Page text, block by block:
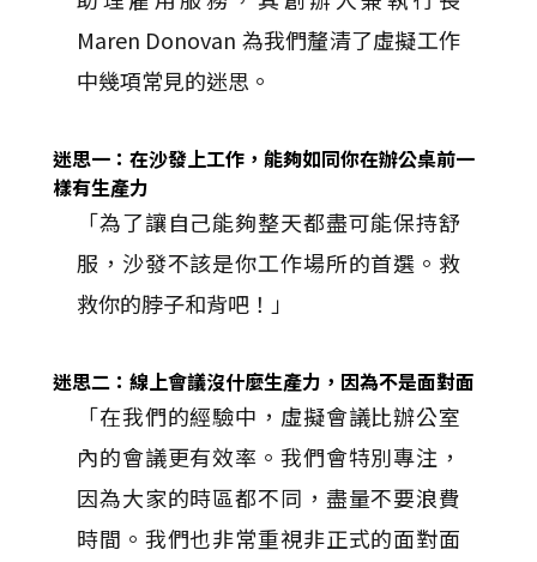
Maren Donovan 為我們釐清了虛擬工作
中幾項常見的迷思。
迷思一：在沙發上工作，能夠如同你在辦公桌前一
樣有生產力
「為了讓自己能夠整天都盡可能保持舒
服，沙發不該是你工作場所的首選。救
救你的脖子和背吧！」
迷思二：線上會議沒什麼生產力，因為不是面對面
「在我們的經驗中，虛擬會議比辦公室
內的會議更有效率。我們會特別專注，
因為大家的時區都不同，盡量不要浪費
時間。我們也非常重視非正式的面對面